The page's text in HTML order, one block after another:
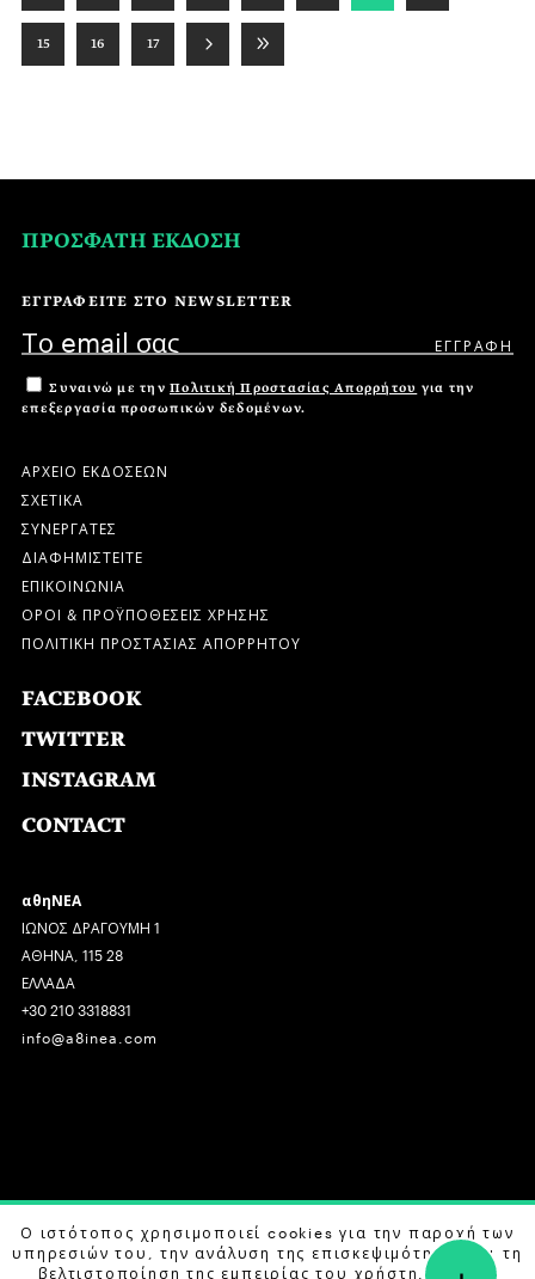
15 16 17
ΠΡΟΣΦΑΤΗ ΕΚΔΟΣΗ
ΕΓΓΡΑΦΕΙΤΕ ΣΤΟ NEWSLETTER
Συναινώ με την Πολιτική Προστασίας Απορρήτου για την
επεξεργασία προσωπικών δεδομένων.
ΑΡΧΕΙΟ ΕΚΔΟΣΕΩΝ
ΣΧΕΤΙΚΑ
ΣΥΝΕΡΓΑΤΕΣ
ΔΙΑΦΗΜΙΣΤΕΙΤΕ
ΕΠΙΚΟΙΝΩΝΙΑ
ΟΡΟΙ & ΠΡΟΫΠΟΘΕΣΕΙΣ ΧΡΗΣΗΣ
ΠΟΛΙΤΙΚΗ ΠΡΟΣΤΑΣΙΑΣ ΑΠΟΡΡΗΤΟΥ
FACEBOOK
TWITTER
INSTAGRAM
CONTACT
αθηΝΕΑ
ΙΩΝΟΣ ΔΡΑΓΟΥΜΗ 1
ΑΘΗΝΑ, 115 28
ΕΛΛΑΔΑ
+30 210 3318831
info@a8inea.com
COPYRIGHT © 2026 αθηΝΕΑ, ALL RIGHTS RESERVED.
DESIGN BY G DESIGN STUDIO. DEVELOPED BYB LABS
Ο ιστότοπος χρησιμοποιεί cookies για την παροχή των
υπηρεσιών του, την ανάλυση της επισκεψιμότητας και τη
βελτιστοποίηση της εμπειρίας του χρήστη. Μάθετε